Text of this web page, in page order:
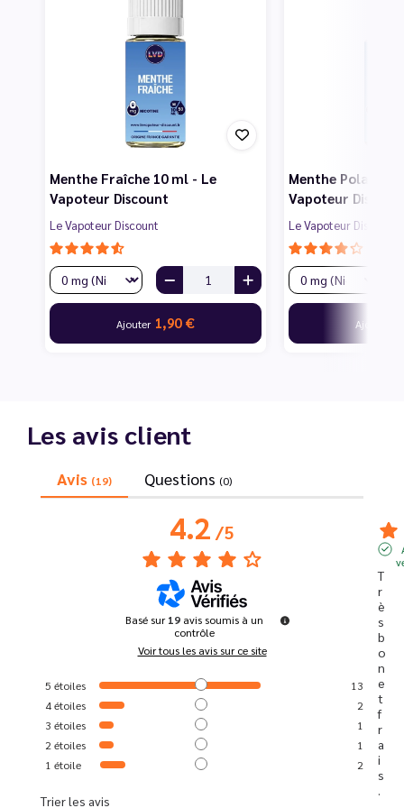
Menthe Fraîche 10 ml - Le
Vapoteur Discount
Le Vapoteur Discount
Ajouter 1,90 €
Menthe Polaire
Vapoteur
Le Vapoteur Discount
Ajouter
Les avis client
Avis (19) Questions (0)
4.2/5
Basé sur19 avis soumis à un
contrôle
Voir tous les avis sur ce site
5 étoiles
13
4étoiles
2
3 étoiles
1
2 étoiles
1
1 étoile 2
Trier les avis
T
r
è
s
b
o
n
e
t
f
r
a
i
s
.